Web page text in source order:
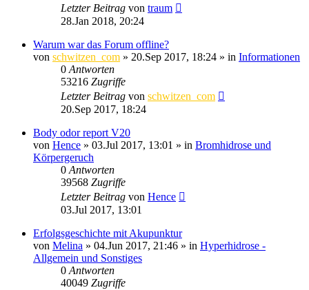
Letzter Beitrag von traum
28.Jan 2018, 20:24
Warum war das Forum offline?
von schwitzen_com » 20.Sep 2017, 18:24 » in Informationen
0 Antworten
53216 Zugriffe
Letzter Beitrag von schwitzen_com
20.Sep 2017, 18:24
Body odor report V20
von Hence » 03.Jul 2017, 13:01 » in Bromhidrose und
Körpergeruch
0 Antworten
39568 Zugriffe
Letzter Beitrag von Hence
03.Jul 2017, 13:01
Erfolgsgeschichte mit Akupunktur
von Melina » 04.Jun 2017, 21:46 » in Hyperhidrose -
Allgemein und Sonstiges
0 Antworten
40049 Zugriffe